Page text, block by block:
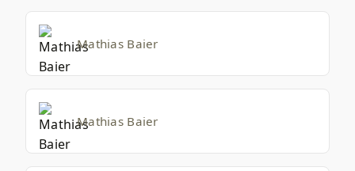
Mathias Baier
Mathias Baier